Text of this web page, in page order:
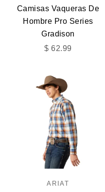
Camisas Vaqueras De
Hombre Pro Series
Gradison
Precio de oferta
$ 62.99
ARIAT